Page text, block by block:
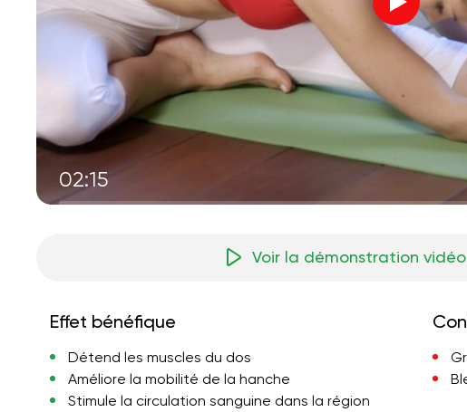
02:15
la
Voir la démonstration vidéo
Effet bénéfique
Détend les muscles du dos
Améliore la mobilité de la hanche
Stimule la circulation sanguine dans la région